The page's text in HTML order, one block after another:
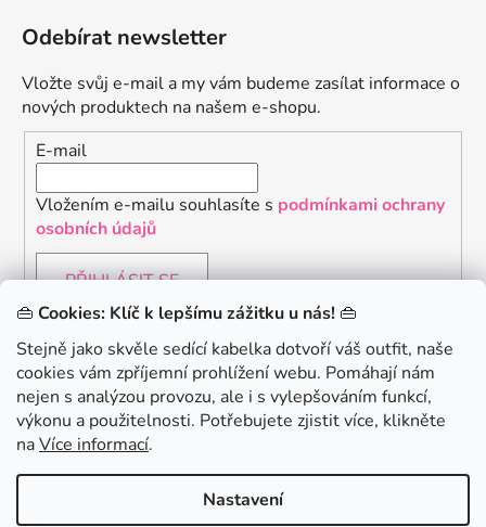
👜 Cookies: Klíč k lepšímu zážitku u nás! 👜
Stejně jako skvěle sedící kabelka dotvoří váš outfit, naše
cookies vám zpříjemní prohlížení webu. Pomáhají nám
nejen s analýzou provozu, ale i s vylepšováním funkcí,
výkonu a použitelnosti. Potřebujete zjistit více, klikněte
naVíce informací.
Nastavení
Odebírat newsletter
Vložte svůj e-mail a my vám budeme zasílat informace o
nových produktech na našem e-shopu.
E-mail
Vložením e-mailu souhlasíte s podmínkami ochrany
osobních údajů
PŘIHLÁSIT SE
.
KONTAKTUJTE NÁS - jsme tady pro Vás na telefonu i
Chceš získat slevu 150Kč na svůj první nákup? Přihlaste
se k našemu newsletteru.